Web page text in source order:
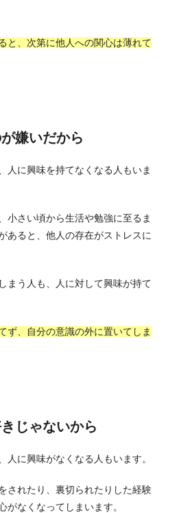
と、次第に他人への関心は薄れて
嫌いだから
人に興味を持てなくなる人もいま
小さい頃から生活や勉強に至るま
あると、他人の存在がストレスに
まう人も、人に対して興味が持て
ず、自分の意識の外に置いてしま
じゃないから
人に興味がなくなる人もいます。
されたり、裏切られたりした経験
がなくなってしまいます。